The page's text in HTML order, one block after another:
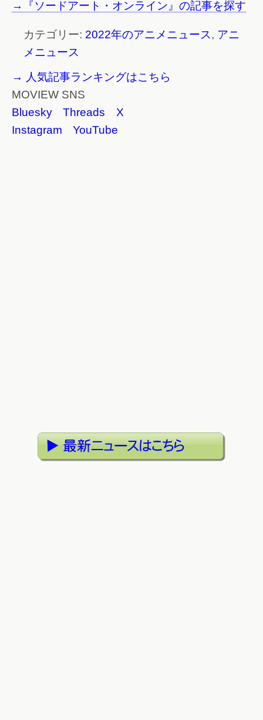
→『ソードアート・オンライン』の記事を探す
カテゴリー: 2022年のアニメニュース, アニ
メニュース
→ 人気記事ランキングはこちら
MOVIEW SNS
Bluesky
Threads
X
Instagram
YouTube